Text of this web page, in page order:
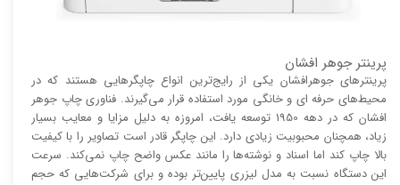
پرینتر جوهر افشان
پرینتر‌های جوهرافشان یکی از رایج‌ترین انواع چاپگر‌هایی هستند که در
محیط‌های حرفه ای و خانگی مورد استفاده قرار می‌گیرند. فناوری چاپ جوهر
افشان که در دهه 1950 توسعه یافت، امروزه به دلیل مزایا و معایب بسیار
زیاد، همچنان محبوبیت زیادی دارد. این چاپگر قادر است تصاویر را با کیفیت
بالا چاپ کند اما اسناد و نوشته‌ها را مانند عکس واضح چاپ نمی‌کند. سرعت
این دستگاه نسبت به مدل لیزری پایین‌تر بوده و برای شرکت‌هایی که حجم